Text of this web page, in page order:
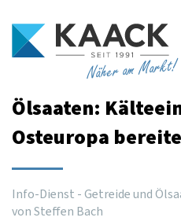
Näher am Markt!
Ölsaaten:
Osteuropa
Info-Dienst - Getreide und
von Steffen Bach